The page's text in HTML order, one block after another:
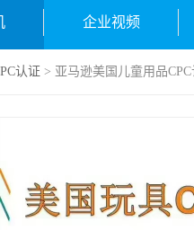
企业视频
认证 > 亚马逊美国儿童用品